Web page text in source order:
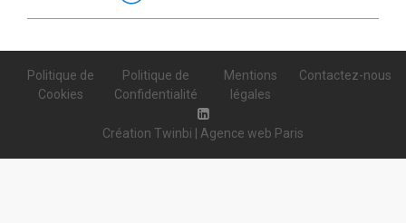
Politique de
Cookies
Politique de
Confidentialité
Mentions
légales
Contactez-nous
Création Twinbi | Agence web Paris